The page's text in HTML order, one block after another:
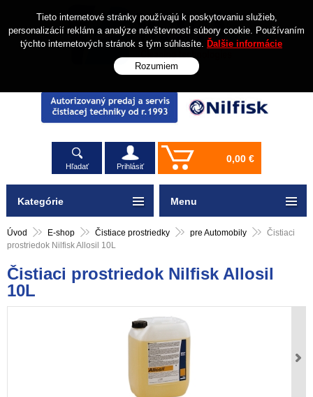
Hľadať Prihlásiť
0,00 €
Úvod E-shop Čistiace prostriedky pre Automobily
Čistiaci
prostriedok Nilfisk Allosil 10L
Čistiaci prostriedok Nilfisk Allosil
10L
Kategórie Menu
Tieto internetové stránky používajú k poskytovaniu služieb,
personalizácií reklám a analýze návštevnosti súbory cookie. Používaním
týchto internetových stránok s tým súhlasíte. Ďalšie informácie
Rozumiem